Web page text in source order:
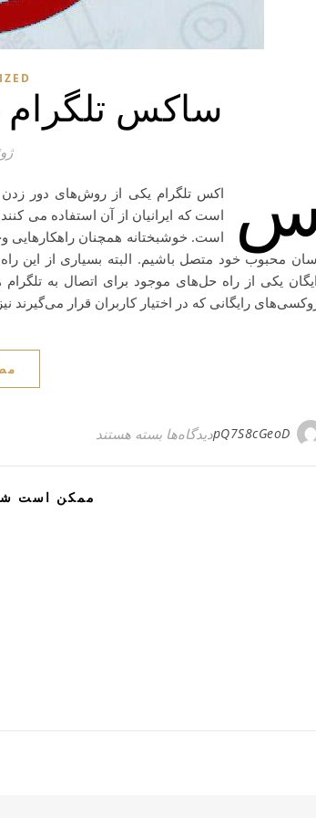
ساکس تلگرام
ژوئن
اکس تلگرام یکی از روش‌های دور زدن
است که ایرانیان از آن استفاده می
است. خوشبختانه همچنان راهکارهایی
محبوب خود متصل باشیم. البته بسیاری از این
یکی از راه حل‌های موجود برای اتصال به
رایگانی که در اختیار کاربران قرار
pQ7S8cGeoDدیدگاه‌هابرای ساکس تلگرام چگونه
بسته هستند
ممکن است